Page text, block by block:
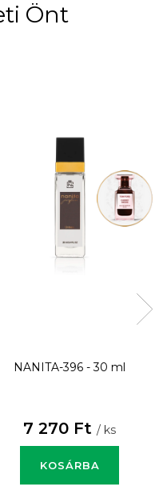
Önt
NANITA-396 - 30 ml
7 270 Ft / ks
KOSÁRBA